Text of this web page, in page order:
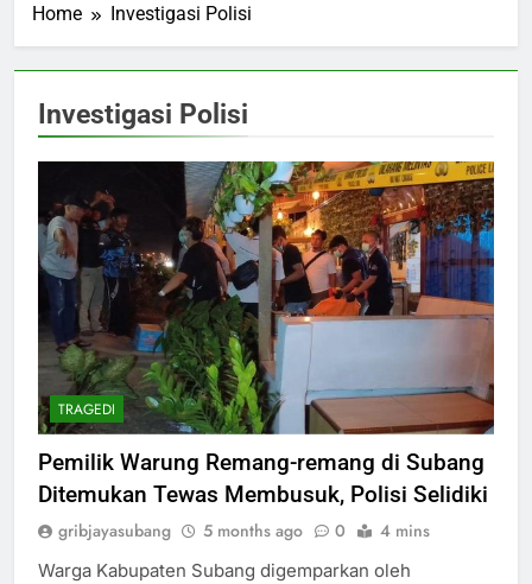
Home Investigasi Polisi
Investigasi Polisi
TRAGEDI
Pemilik Warung Remang-remang di Subang
Ditemukan Tewas Membusuk, Polisi Selidiki
gribjayasubang 5 months ago 0 4 mins
Warga Kabupaten Subang digemparkan oleh